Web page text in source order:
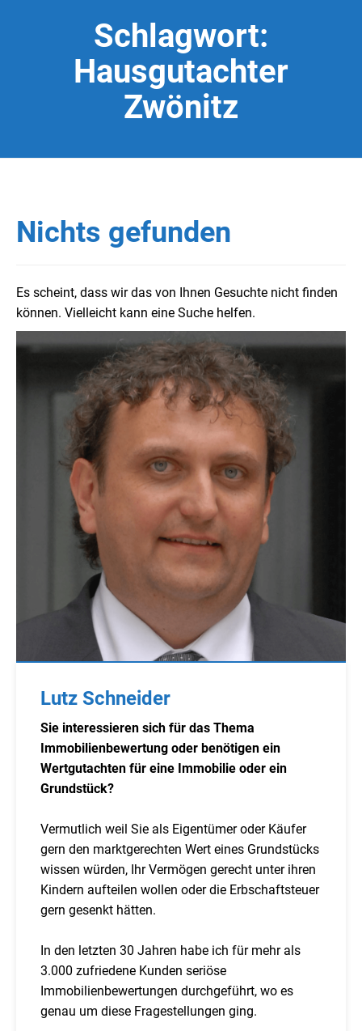
Schlagwort:
Hausgutachter
Zwönitz
Nichts gefunden
Es scheint, dass wir das von Ihnen Gesuchte nicht finden
können. Vielleicht kann eine Suche helfen.
Lutz Schneider
Sie interessieren sich für das Thema
Immobilienbewertung oder benötigen ein
Wertgutachten für eine Immobilie oder ein
Grundstück?
Vermutlich weil Sie als Eigentümer oder Käufer
gern den marktgerechten Wert eines Grundstücks
wissen würden, Ihr Vermögen gerecht unter ihren
Kindern aufteilen wollen oder die Erbschaftsteuer
gern gesenkt hätten.
In den letzten 30 Jahren habe ich für mehr als
3.000 zufriedene Kunden seriöse
Immobilienbewertungen durchgeführt, wo es
genau um diese Fragestellungen ging.